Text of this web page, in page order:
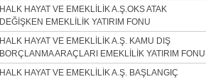
HALK HAYAT VE EMEKLİLİK A.Ş.OKS ATAK
DEĞİŞKEN EMEKLİLİK YATIRIM FONU
HALK HAYAT VE EMEKLİLİK A.Ş. KAMU DIŞ
BORÇLANMA ARAÇLARI EMEKLİLİK YATIRIM FONU
HALK HAYAT VE EMEKLİLİK A.Ş. BAŞLANGIÇ